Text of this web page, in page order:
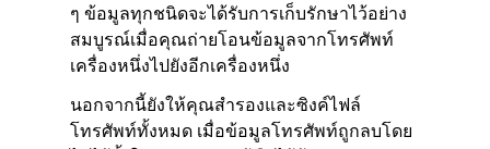
ๆ ข้อมูลทุกชนิดจะได้รับการเก็บรักษาไว้อย่าง
สมบูรณ์เมื่อคุณถ่ายโอนข้อมูลจากโทรศัพท์
เครื่องหนึ่งไปยังอีกเครื่องหนึ่ง
นอกจากนี้ยังให้คุณสำรองและซิงค์ไฟล์
โทรศัพท์ทั้งหมด เมื่อข้อมูลโทรศัพท์ถูกลบโดย